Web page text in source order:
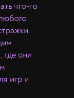
что-то
—
где они
игр и